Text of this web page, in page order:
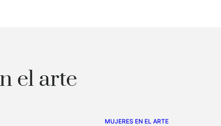
el arte
MUJERES EN EL ARTE